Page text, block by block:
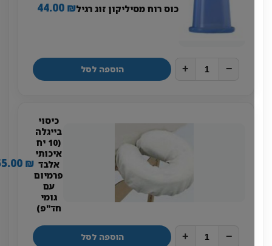
כוס רוח מסיליקון זוג רגיל 44.00₪
+ הוספה לסל
כיסוי
בייגלה
(10 יח
איכותי
אלבד
פרמיום
חד"פ)
55.00₪
+ הוספה לסל